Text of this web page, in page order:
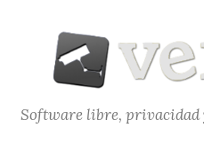
contenido
Software libre, privacidad